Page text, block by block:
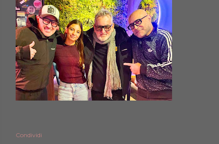
Condividi